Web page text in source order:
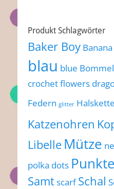
Produkt Schlagwörter
Baker Boy Banana
blau blue Bommel
crochet flowers
Federn glitter Halskette
Katzenohren
Libelle Mütze
polka dots Punkte
Samtscarf Schal